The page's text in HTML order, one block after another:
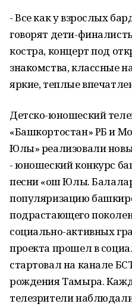
- Все как у взрослых
говорят дети-
костра, концерт под
знакомства, классные
яркие, теплые
Детско-юношеский
«Башкортостан» РБ и
Юлы» реализовали
- юношеский конкурс
песни «Ҡош Юлы.
популяризацию
подрастающего
социально-активных
проекта прошел в
стартовал на канале
рождения Тамыра.
телезрители